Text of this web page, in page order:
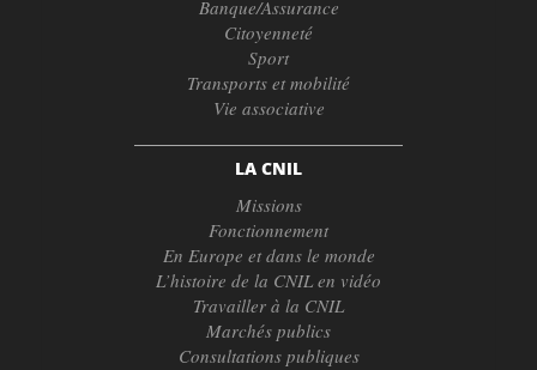
Banque/Assurance
Citoyenneté
Sport
Transports et mobilité
Vie associative
LA CNIL
Missions
Fonctionnement
En Europe et dans le monde
L’histoire de la CNIL en vidéo
Travailler à la CNIL
Marchés publics
Consultations publiques